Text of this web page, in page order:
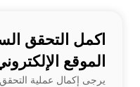
اكمل التحقق
الموقع
يرجى إكمال عملية